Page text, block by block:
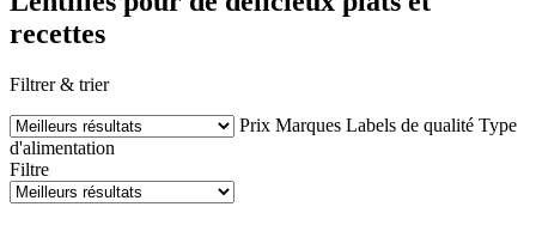
recettes
Filtrer & trier
Prix Marques Labels de qualité Type
d'alimentation
Filtre